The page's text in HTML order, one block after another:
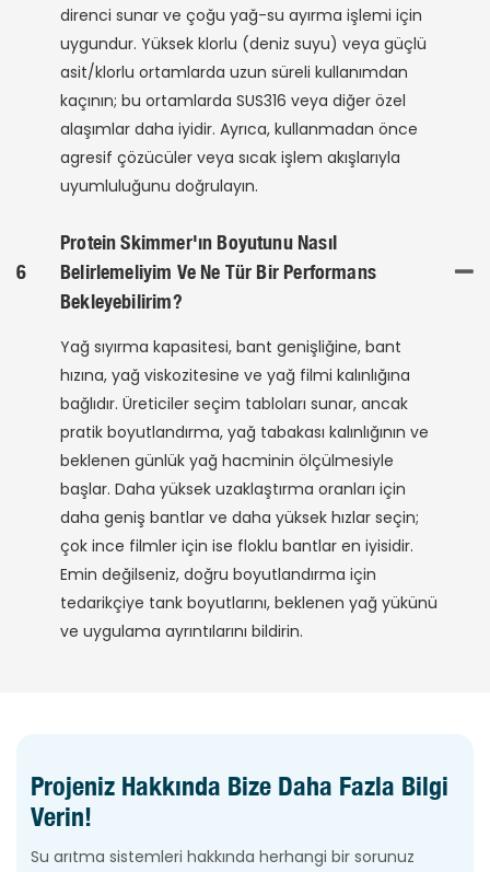
direnci sunar ve çoğu yağ-su ayırma işlemi için
uygundur. Yüksek klorlu (deniz suyu) veya güçlü
asit/klorlu ortamlarda uzun süreli kullanımdan
kaçının; bu ortamlarda SUS316 veya diğer özel
alaşımlar daha iyidir. Ayrıca, kullanmadan önce
agresif çözücüler veya sıcak işlem akışlarıyla
uyumluluğunu doğrulayın.
6
Protein Skimmer'ın Boyutunu Nasıl
Belirlemeliyim Ve Ne Tür Bir Performans
Bekleyebilirim?
Yağ sıyırma kapasitesi, bant genişliğine, bant
hızına, yağ viskozitesine ve yağ filmi kalınlığına
bağlıdır. Üreticiler seçim tabloları sunar, ancak
pratik boyutlandırma, yağ tabakası kalınlığının ve
beklenen günlük yağ hacminin ölçülmesiyle
başlar. Daha yüksek uzaklaştırma oranları için
daha geniş bantlar ve daha yüksek hızlar seçin;
çok ince filmler için ise floklu bantlar en iyisidir.
Emin değilseniz, doğru boyutlandırma için
tedarikçiye tank boyutlarını, beklenen yağ yükünü
ve uygulama ayrıntılarını bildirin.
Projeniz Hakkında Bize Daha Fazla Bilgi
Verin!
Su arıtma sistemleri hakkında herhangi bir sorunuz